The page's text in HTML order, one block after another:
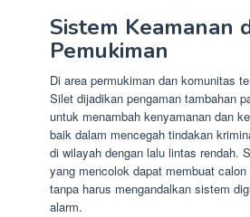
Sistem Keamanan
Pemukiman
Di area permukiman dan komunitas
Silet dijadikan pengaman tambahan
untuk menambah kenyamanan dan
baik dalam mencegah tindakan
di wilayah dengan lalu lintas rendah.
yang mencolok dapat membuat
tanpa harus mengandalkan sistem
alarm.